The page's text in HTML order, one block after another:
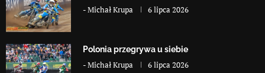
-Michał Krupa 6 lipca 2026
Polonia przegrywa u siebie
-Michał Krupa 6 lipca 2026